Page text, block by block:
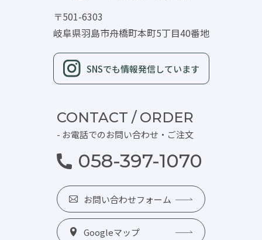
〒501-6303
岐阜県羽島市舟橋町本町5丁目40番地
SNSでも情報発信しています
CONTACT / ORDER
- お電話でのお問い合わせ・ご注文
058-397-1070
お問い合わせフォーム
Googleマップ